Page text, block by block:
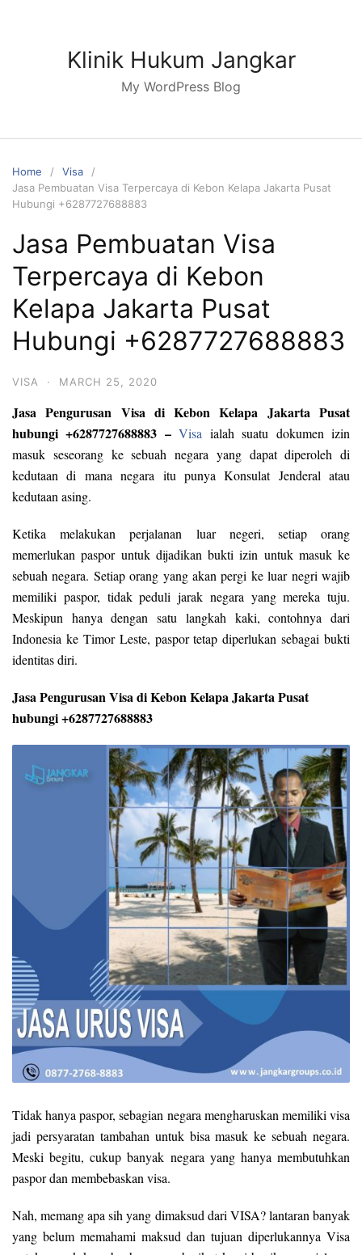
Klinik Hukum Jangkar
My WordPress Blog
Home
Visa
Jasa Pembuatan Visa Terpercaya di Kebon Kelapa Jakarta Pusat
Hubungi +6287727688883
Jasa Pembuatan Visa
Terpercaya di Kebon
Kelapa Jakarta Pusat
Hubungi +6287727688883
VISA · MARCH 25, 2020
Jasa Pengurusan Visa di Kebon Kelapa Jakarta Pusat
hubungi +6287727688883 –Visa ialah suatu dokumen izin
masuk seseorang ke sebuah negara yang dapat diperoleh di
kedutaan di mana negara itu punya Konsulat Jenderal atau
kedutaan asing.
Ketika melakukan perjalanan luar negeri, setiap orang
memerlukan paspor untuk dijadikan bukti izin untuk masuk ke
sebuah negara. Setiap orang yang akan pergi ke luar negri wajib
memiliki paspor, tidak peduli jarak negara yang mereka tuju.
Meskipun hanya dengan satu langkah kaki, contohnya dari
Indonesia ke Timor Leste, paspor tetap diperlukan sebagai bukti
identitas diri.
Jasa Pengurusan Visa di Kebon Kelapa Jakarta Pusat
hubungi +6287727688883
Tidak hanya paspor, sebagian negara mengharuskan memiliki visa
jadi persyaratan tambahan untuk bisa masuk ke sebuah negara.
Meski begitu, cukup banyak negara yang hanya membutuhkan
paspor dan membebaskan visa.
Nah, memang apa sih yang dimaksud dari VISA? lantaran banyak
yang belum memahami maksud dan tujuan diperlukannya Visa